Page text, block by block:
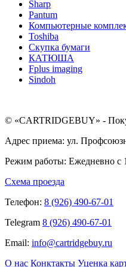
Sharp
Pantum
Компьютерные
Toshiba
Скупка бумаги
КАТЮША
Fplus imaging
Sindoh
© «CARTRIDGEBUY» -
Адрес приема: ул.
Режим работы: Ежедневно с
Схема проезда
Телефон: 8 (926) 490-67-01
Telegram 8 (926) 490-67-01
Email: info@cartridgebuy.ru
О нас Конктакты Уценка